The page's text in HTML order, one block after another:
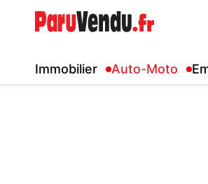
Immobilier Auto-Moto